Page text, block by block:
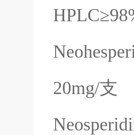
HPLC≥
20mg/支